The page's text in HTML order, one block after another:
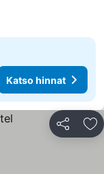
Katso hinnat
Jaa